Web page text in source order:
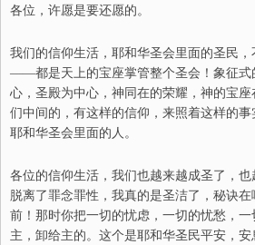
各位，许愿是要还愿的。
我们的信仰生活，耶和华圣会里面的圣民
——都是天上的宝座掌管整个圣会！象征式
心，圣殿为中心，神同在的荣耀，神的宝座
们中间的，有这样的信仰，来照着这样的
耶和华圣会里面的人。
各位的信仰生活，我们也越来越成圣了，
脱离了罪念罪性，我真的是圣洁了，秘诀
前！那时你把一切的忧虑，一切的忧愁，
主，卸给主的。这个是耶和华圣民平安，